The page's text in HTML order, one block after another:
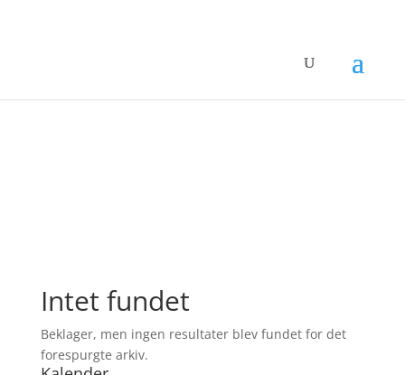
Intet fundet
Beklager, men ingen resultater blev fundet for det
forespurgte arkiv.